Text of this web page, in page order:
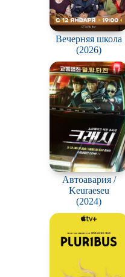
Вечерняя школа
(2026)
Автоавария /
Keuraeseu
(2024)